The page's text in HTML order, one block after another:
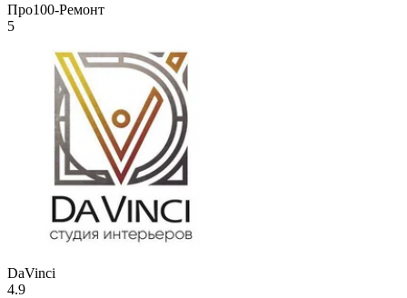
Про100-Ремонт
5
DaVinci
4.9